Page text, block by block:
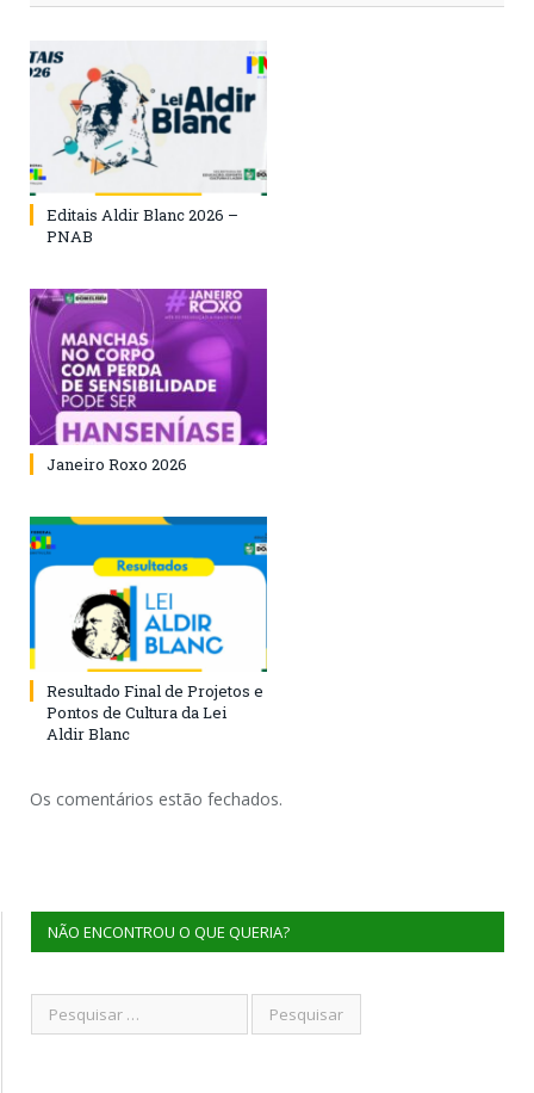
Editais Aldir Blanc 2026 –
PNAB
Janeiro Roxo 2026
Resultado Final de Projetos e
Pontos de Cultura da Lei
Aldir Blanc
Os comentários estão fechados.
NÃO ENCONTROU O QUE QUERIA?